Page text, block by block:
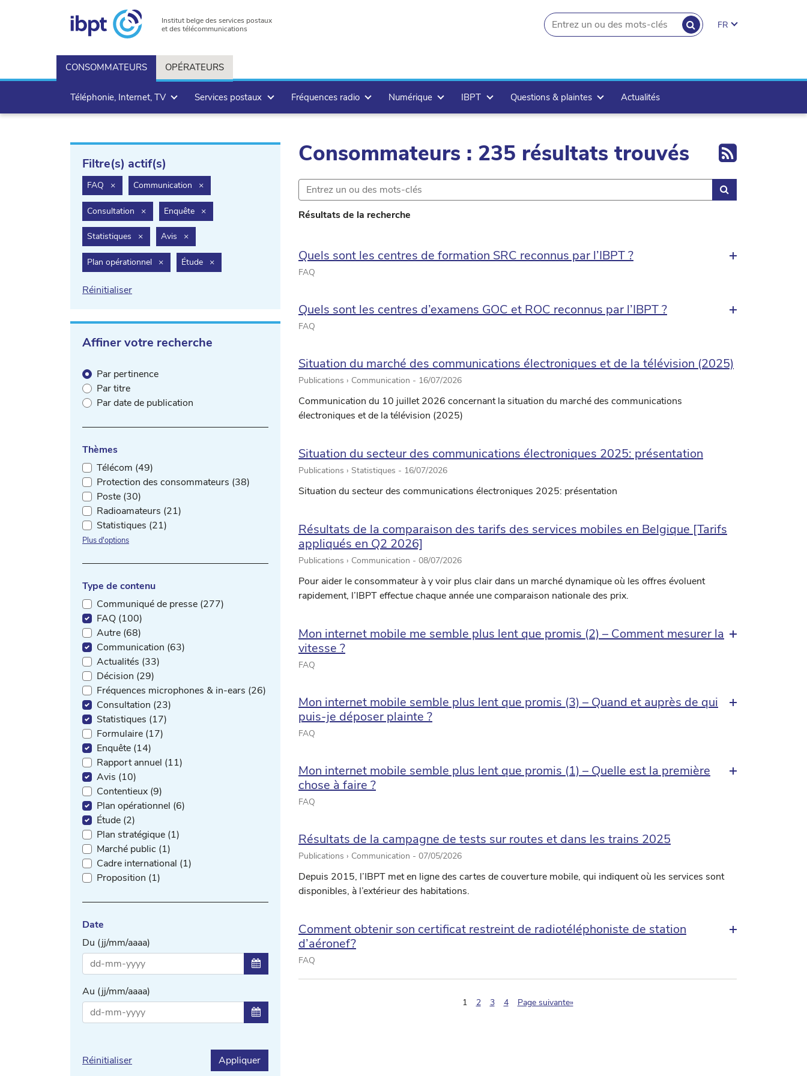
Institut belge des services postaux
et des télécommunications
RECHERCHER
search.button
FR
CONSOMMATEURS OPÉRATEURS
Téléphonie, Internet, TV Services postaux Fréquences radio Numérique IBPT Questions & plaintes Actualités
Filtre(s) actif(s)
FAQ ×filter.deleteCommunication ×filter.delete
Consultation ×filter.delete
Enquête ×filter.delete
Statistiques ×filter.delete
Avis ×filter.delete
Plan opérationnel ×filter.delete
Étude ×filter.delete
Réinitialiser
Affiner votre recherche
Par pertinence
Par titre
Par date de publication
Thèmes
Télécom (49)
Protection des consommateurs (38)
Poste (30)
Radioamateurs (21)
Statistiques (21)
Plus d'options
Type de contenu
Communiqué de presse (277)
FAQ (100)
Autre (68)
Communication (63)
Actualités (33)
Décision (29)
Fréquences microphones & in-ears (26)
Consultation (23)
Statistiques (17)
Formulaire (17)
Enquête (14)
Rapport annuel (11)
Avis (10)
Contentieux (9)
Plan opérationnel (6)
Étude (2)
Plan stratégique (1)
Marché public (1)
Cadre international (1)
Proposition (1)
Date
Du (jj/mm/aaaa)
Sélectionner une date ...
Au (jj/mm/aaaa)
Sélectionner une date ...
Réinitialiser Appliquer
Consommateurs : 235 résultats trouvés Export
Résultats de la recherche
Quels sont les centres de formation SRC reconnus par l’IBPT ?
FAQ
Quels sont les centres d’examens GOC et ROC reconnus par l’IBPT ?
FAQ
Situation du marché des communications électroniques et de la télévision (2025)
Publications › Communication - 16/07/2026
Communication du 10 juillet 2026 concernant la situation du marché des communications
électroniques et de la télévision (2025)
Situation du secteur des communications électroniques 2025: présentation
Publications › Statistiques - 16/07/2026
Situation du secteur des communications électroniques 2025: présentation
Résultats de la comparaison des tarifs des services mobiles en Belgique [Tarifs
appliqués en Q2 2026]
Publications › Communication - 08/07/2026
Pour aider le consommateur à y voir plus clair dans un marché dynamique où les offres évoluent
rapidement, l’IBPT effectue chaque année une comparaison nationale des prix.
Mon internet mobile me semble plus lent que promis (2) – Comment mesurer la
vitesse ?
FAQ
Mon internet mobile semble plus lent que promis (3) – Quand et auprès de qui
puis-je déposer plainte ?
FAQ
Mon internet mobile semble plus lent que promis (1) – Quelle est la première
chose à faire ?
FAQ
Résultats de la campagne de tests sur routes et dans les trains 2025
Publications › Communication - 07/05/2026
Depuis 2015, l’IBPT met en ligne des cartes de couverture mobile, qui indiquent où les services sont
disponibles, à l’extérieur des habitations.
Comment obtenir son certificat restreint de radiotéléphoniste de station
d’aéronef?
FAQ
1(pagination.current)
2 3 4 Page suivante»